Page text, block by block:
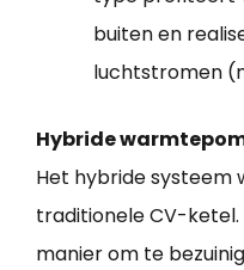
buiten en
luchtstromen
Hybride
Het hybride systeem
traditionele CV-
manier om te